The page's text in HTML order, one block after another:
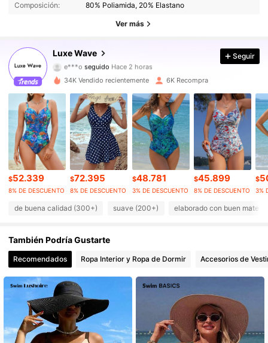
Composición: 80% Poliamida, 20% Elastano
Ver más
Luxe Wave
e***o seguido
m***9está navegando
4,88
1.5K Seguidores
4,88 1.5K Seguidores
4,88 1.5K Seguidores
4,88 1.5K Seguidores
4,88 1.5K Seguidores
4,88 1.5K Seguidores
4,88 1.5K Seguidores
Seguir
34K Vendido recientemente 6K Recompra
$52.339
8% DE DESCUENTO
$72.395
8% DE DESCUENTO
$48.781
3% DE DESCUENTO
$45.899
8% DE DESCUENTO
$
3%
de buena calidad (300+) suave (200+) elaborado con buen
También Podría Gustarte
Recomendados Ropa Interior y Ropa de Dormir Accesorios de